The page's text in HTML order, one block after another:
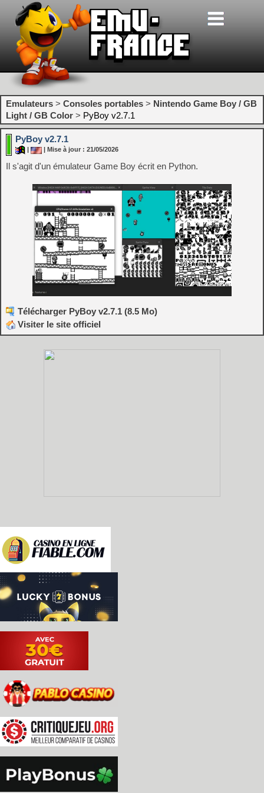
Emulateurs > Consoles portables > Nintendo Game Boy / GB
Light / GB Color > PyBoy v2.7.1
PyBoy v2.7.1
| Mise à jour : 21/05/2026
Il s'agit d'un émulateur Game Boy écrit en Python.
Télécharger PyBoy v2.7.1 (8.5 Mo)
Visiter le site officiel